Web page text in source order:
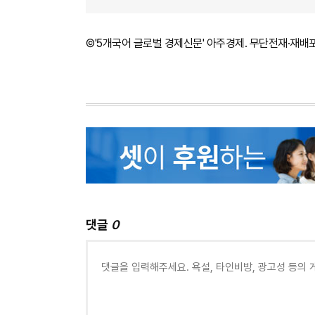
©'5개국어 글로벌 경제신문' 아주경제. 무단전재·재배
댓글 0